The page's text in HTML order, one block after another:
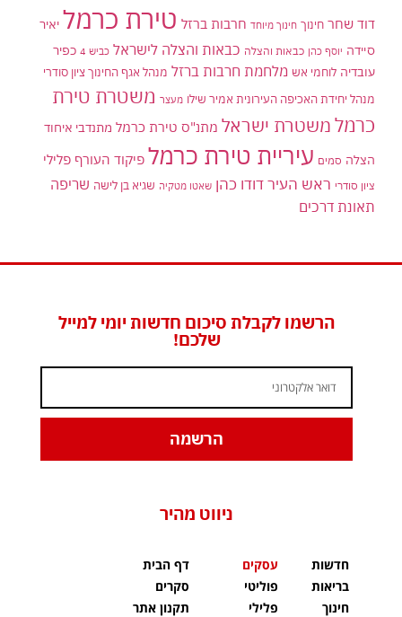
דוד שחר חינוך חינוך מיוחד חרבות ברזל טירת כרמל יאיר
סיידה יוסף כהן כבאות והצלה כבאות והצלה לישראל כביש 4
כפיר
עובדיה לוחמי אש מלחמת חרבות ברזל מנהל אגף החינוך ציון סודרי
מנהל יחידת האכיפה העירונית אמיר שילו מעצר משטרת טירת
כרמלמשטרת ישראל מתנ"ס טירת כרמל מתנדבי איחוד
הצלה סמים עיריית טירת כרמל פיקוד העורף פלילי
ציון סודרי ראש העיר דודו כהן שאטו מטקיה שגיא בן לישה שריפה
תאונת דרכים
הרשמו לקבלת סיכום חדשות יומי למייל
שלכם!
הרשמה
ניווט מהיר
חדשות
בריאות
חינוך
עסקים
פוליטי
פלילי
דף הבית
סקרים
תקנון אתר